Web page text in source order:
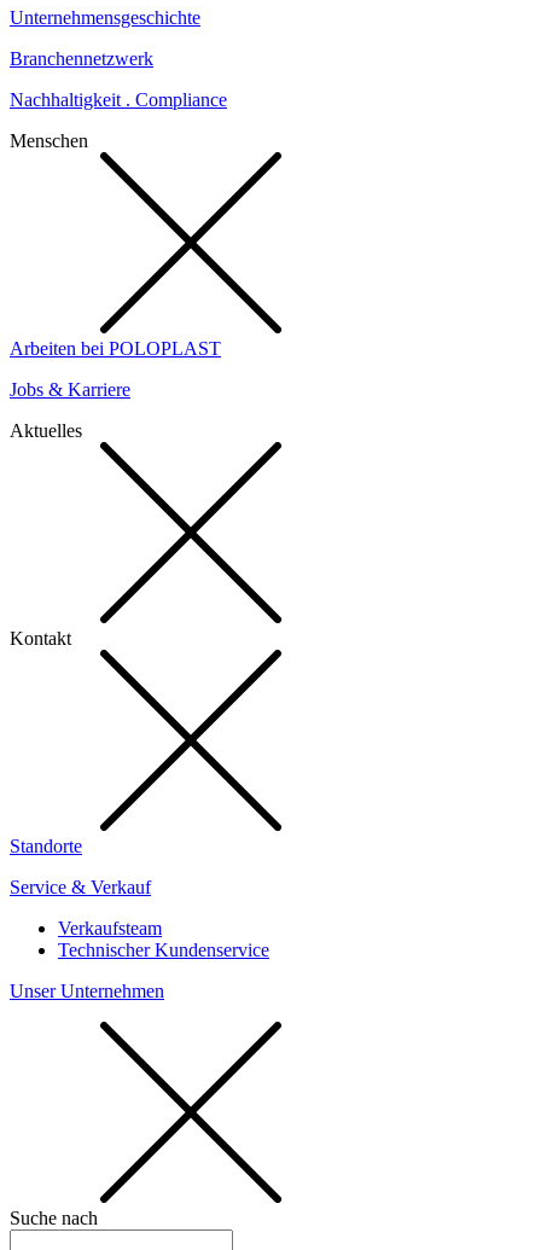
Unternehmensgeschichte
Branchennetzwerk
Nachhaltigkeit . Compliance
Menschen
Arbeiten bei POLOPLAST
Jobs & Karriere
Aktuelles
Kontakt
Standorte
Service & Verkauf
Verkaufsteam
Technischer Kundenservice
Unser Unternehmen
Suche nach